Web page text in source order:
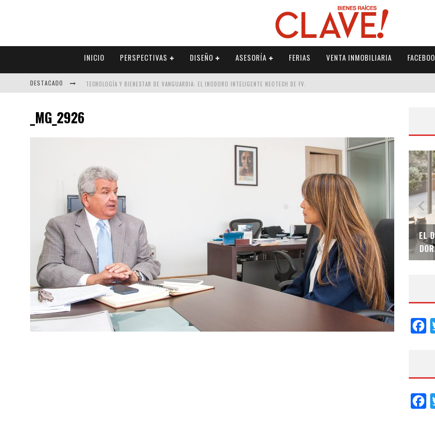
INICIO PERSPECTIVAS DISEÑO ASESORÍA FERIAS VENTA INMOBILIARIA
DESTACADO TECNOLOGÍA Y BIENESTAR DE VANGUARDIA: EL INODORO INTELIGENTE NEOTECH DE FV.
EL DESPERTAR DE LA CALIDEZ: ACABADOS DORADOS DE FV PARA ELEVAR TU ESPACIO
_MG_2926
SAINT-GOBAIN IMPTEK – XI CONVENCIÓN
INTERNACIONAL
EL